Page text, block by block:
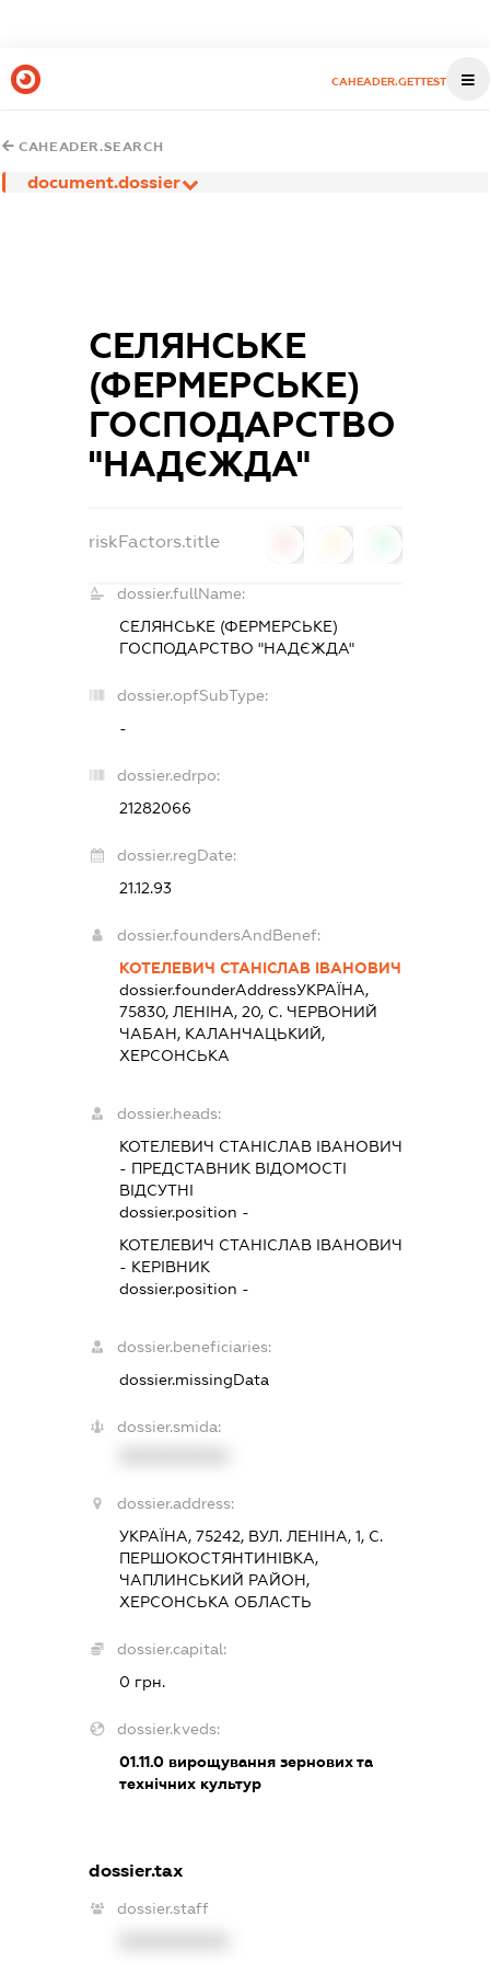
CAHEADER.GETTEST
CAHEADER.SEARCH
document.dossier
СЕЛЯНСЬКЕ
(ФЕРМЕРСЬКЕ)
ГОСПОДАРСТВО
"НАДЄЖДА"
riskFactors.title
dossier.fullName:
СЕЛЯНСЬКЕ (ФЕРМЕРСЬКЕ)
ГОСПОДАРСТВО "НАДЄЖДА"
dossier.opfSubType:
-
dossier.edrpo:
21282066
dossier.regDate:
21.12.93
dossier.foundersAndBenef:
КОТЕЛЕВИЧ СТАНІСЛАВ ІВАНОВИЧ
dossier.founderAddressУКРАЇНА,
75830, ЛЕНІНА, 20, С. ЧЕРВОНИЙ
ЧАБАН, КАЛАНЧАЦЬКИЙ,
ХЕРСОНСЬКА
dossier.heads:
КОТЕЛЕВИЧ СТАНІСЛАВ ІВАНОВИЧ
- ПРЕДСТАВНИКВІДОМОСТІ
ВІДСУТНІ
dossier.position -
КОТЕЛЕВИЧ СТАНІСЛАВ ІВАНОВИЧ
- КЕРІВНИК
dossier.position -
dossier.beneficiaries:
dossier.missingData
dossier.smida:
dossier.address:
УКРАЇНА, 75242, ВУЛ. ЛЕНІНА, 1, С.
ПЕРШОКОСТЯНТИНІВКА,
ЧАПЛИНСЬКИЙ РАЙОН,
ХЕРСОНСЬКА ОБЛАСТЬ
dossier.capital:
0 грн.
dossier.kveds:
01.11.0вирощування зернових та
технічних культур
dossier.tax
dossier.staff